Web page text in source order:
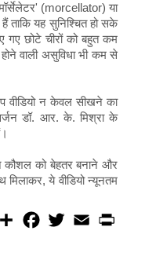
(morcellator) या
ताकि यह सुनिश्चित हो सके
गए छोटे चीरों को बहुत कम
वाली असुविधा भी कम से
वीडियो न केवल सीखने का
डॉ. आर. के. मिश्रा के
कौशल को बेहतर बनाने और
मिलाकर, ये वीडियो न्यूनतम
S
w
E
m